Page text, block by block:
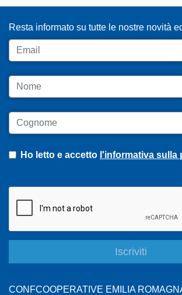
Resta informato su tutte le nostre novità
Email
Nome
Cognome
Ho letto e accetto l'informativa sulla
CONFCOOPERATIVE EMILIA